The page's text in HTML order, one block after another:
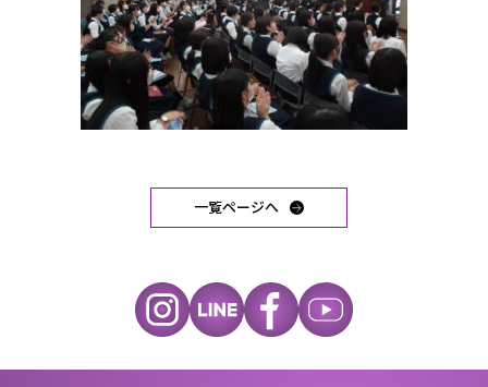
一覧ページへ